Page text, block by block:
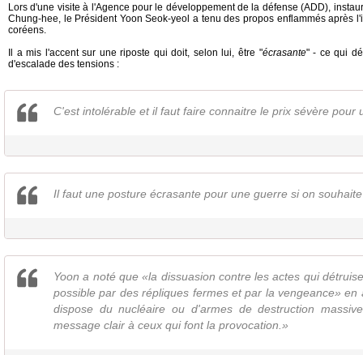
Lors d'une visite à l'Agence pour le développement de la défense (ADD),
Chung-hee, le Président Yoon Seok-yeol a tenu des propos enflammés après
coréens.
Il a mis l'accent sur une riposte qui doit, selon lui, être "écrasante" - ce qui
d'escalade des tensions :
C'est intolérable et il faut faire connaitre le prix sévère pour
Il faut une posture écrasante pour une guerre si on
Yoon a noté que «la dissuasion contre les actes qui
possible par des répliques fermes et par la vengeance» en
dispose du nucléaire ou d'armes de destruction
message clair à ceux qui font la provocation.»